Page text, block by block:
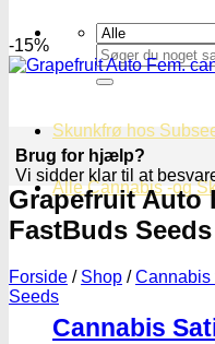
Søg
efter:
Skunkfrø hos
Alle Cannabis -og
Cannabis
-15%
Brug for hjælp?
Vi sidder klar til at
Grapefruit Auto
FastBuds Seeds
Forside / Shop / Cannabis
Seeds